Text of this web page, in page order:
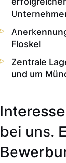
Floskel
Zentrale
und um
bei uns.